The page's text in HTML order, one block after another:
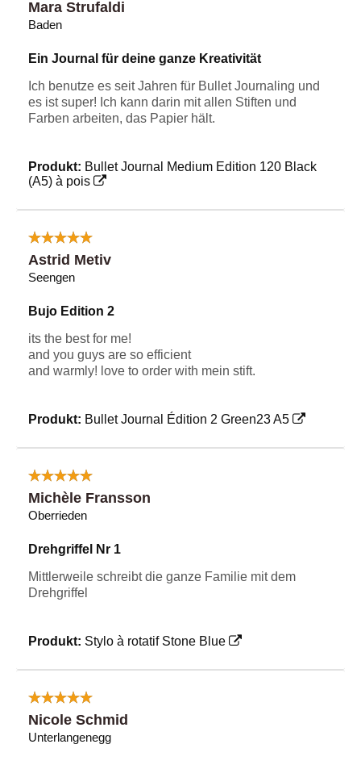
Mara Strufaldi
Baden
Ein Journal für deine ganze Kreativität
Ich benutze es seit Jahren für Bullet Journaling und
es ist super! Ich kann darin mit allen Stiften und
Farben arbeiten, das Papier hält.
Produkt: Bullet Journal Medium Edition 120 Black
(A5) à pois
Astrid Metiv
Seengen
Bujo Edition 2
its the best for me!
and you guys are so efficient
and warmly! love to order with mein stift.
Produkt: Bullet Journal Édition 2 Green23 A5
Michèle Fransson
Oberrieden
Drehgriffel Nr 1
Mittlerweile schreibt die ganze Familie mit dem
Drehgriffel
Produkt: Stylo à rotatif Stone Blue
Nicole Schmid
Unterlangenegg